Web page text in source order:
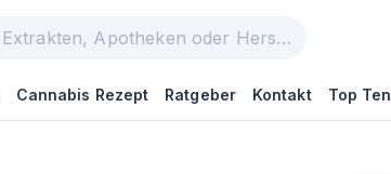
Cannabis Rezept Ratgeber Kontakt Top Ten